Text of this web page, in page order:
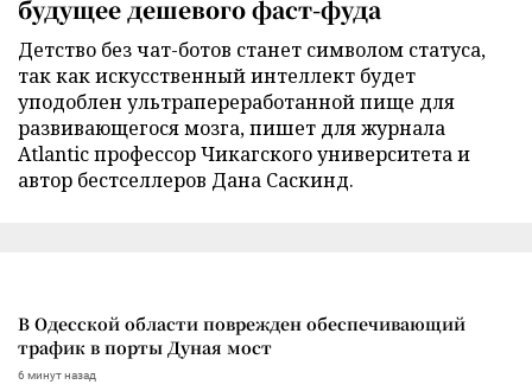
будущее дешевого фаст-фуда
Детство без чат-ботов станет символом статуса,
так как искусственный интеллект будет
уподоблен ультрапереработанной пище для
развивающегося мозга, пишет для журнала
Atlantic профессор Чикагского университета и
автор бестселлеров Дана Саскинд.
В Одесской области поврежден обеспечивающий
трафик в порты Дуная мост
6 минут назад